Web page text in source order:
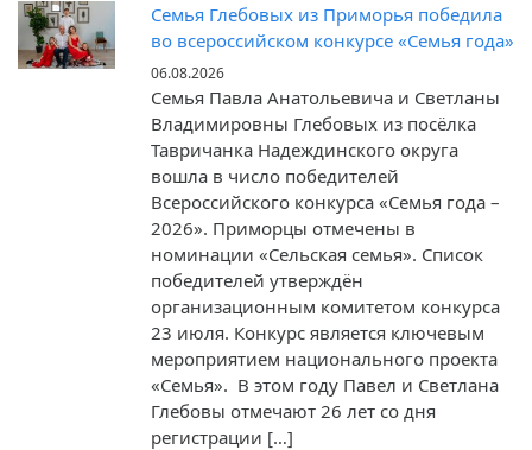
Семья Глебовых из Приморья победила
во всероссийском конкурсе «Семья года»
06.08.2026
Семья Павла Анатольевича и Светланы
Владимировны Глебовых из посёлка
Тавричанка Надеждинского округа
вошла в число победителей
Всероссийского конкурса «Семья года –
2026». Приморцы отмечены в
номинации «Сельская семья». Список
победителей утверждён
организационным комитетом конкурса
23 июля. Конкурс является ключевым
мероприятием национального проекта
«Семья». В этом году Павел и Светлана
Глебовы отмечают 26 лет со дня
регистрации […]